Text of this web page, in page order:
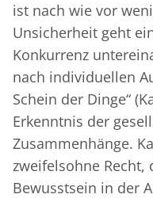
ist nach wie vor
Unsicherheit geht
Konkurrenz
nach individuellen
Schein der Dinge“
Erkenntnis der
Zusammenhänge.
zweifelsohne Recht,
Bewusstsein in der